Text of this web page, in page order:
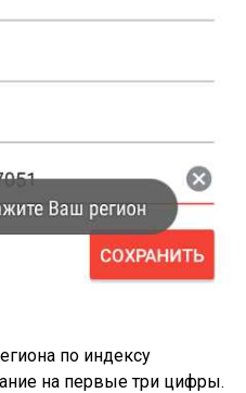
по индексу
на первые три цифры.